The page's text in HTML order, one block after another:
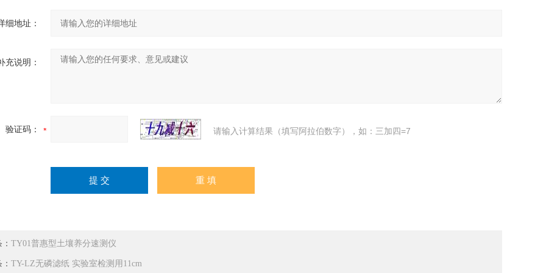
细地址：
充说明：
验证码： 请输入计算结果（填写阿拉伯数字），如：三加四=7
TY01普惠型土壤养分速测仪
TY-LZ无磷滤纸 实验室检测用11cm